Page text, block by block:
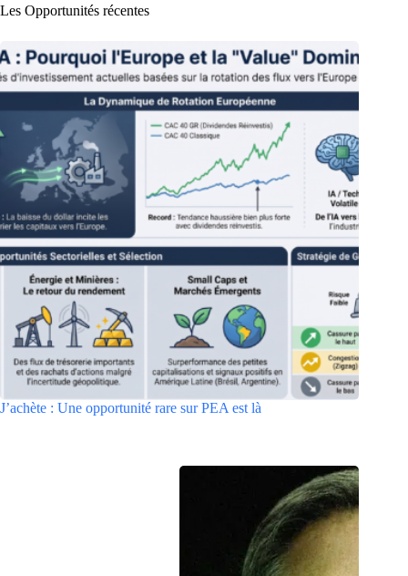
Les Opportunités récentes
J’achète : Une opportunité rare sur PEA est là